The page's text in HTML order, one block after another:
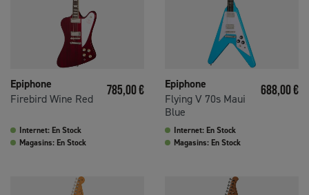
Epiphone
Firebird Wine Red
Prix
785,00 €
Internet: En Stock
Magasins: En Stock
Epiphone
Flying V 70s Maui
Blue
Prix
688,00 €
Internet: En Stock
Magasins: En Stock